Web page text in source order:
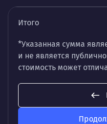
Итого
*Указанная сумма
и не является
стоимость может